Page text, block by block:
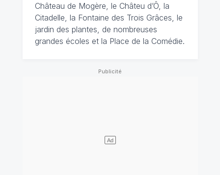
Château de Mogère, le Châteu d’Ô, la
Citadelle, la Fontaine des Trois Grâces, le
jardin des plantes, de nombreuses
grandes écoles et la Place de la Comédie.